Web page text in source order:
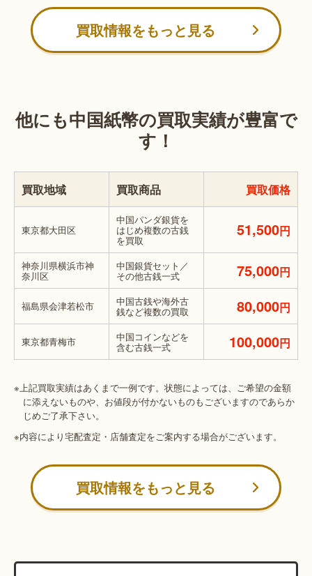
買取情報をもっと見る
他にも中国紙幣の買取実績が豊富で
す！
買取地域 買取商品 買取価格
東京都大田区
中国パンダ銀貨を
はじめ複数の古銭
を買取
51,500円
神奈川県横浜市神
奈川区
中国銀貨セット／
その他古銭一式 75,000円
福島県会津若松市 中国古銭や海外古
銭など複数の買取 80,000円
東京都青梅市 中国コインなどを
含む古銭一式 100,000円
※上記買取実績はあくまで一例です。状態によっては、ご希望の金額
に添えないものや、お値段が付かないものもございますのであらか
じめご了承下さい。
※内容により宅配査定・店舗査定をご案内する場合がございます。
買取情報をもっと見る